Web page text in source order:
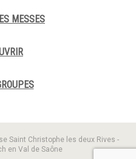
MESSES
Saint Christophe les deux Rives -
en Val de Saône